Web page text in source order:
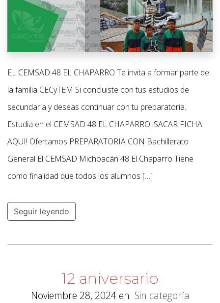
EL CEMSAD 48 EL CHAPARRO Te invita a formar parte de
la familia CECyTEM Si concluiste con tus estudios de
secundaria y deseas continuar con tu preparatoria.
Estudia en el CEMSAD 48 EL CHAPARRO ¡SACAR FICHA
AQUI! Ofertamos PREPARATORIA CON Bachillerato
General El CEMSAD Michoacán 48 El Chaparro Tiene
como finalidad que todos los alumnos […]
Seguir leyendo
12 aniversario
Noviembre 28, 2024en Sin categoría